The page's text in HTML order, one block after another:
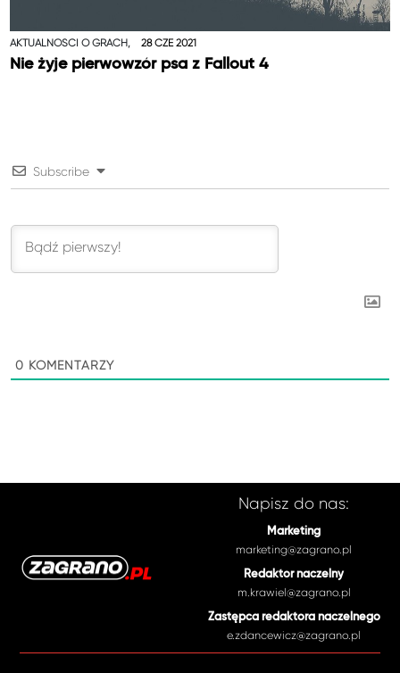
AKTUALNOŚCI O GRACH, 28 CZE 2021
Nie żyje pierwowzór psa z Fallout 4
Subscribe
0 KOMENTARZY
Napisz do nas:
Marketing
marketing@zagrano.pl
Redaktor naczelny
m.krawiel@zagrano.pl
Zastępca redaktora naczelnego
e.zdancewicz@zagrano.pl